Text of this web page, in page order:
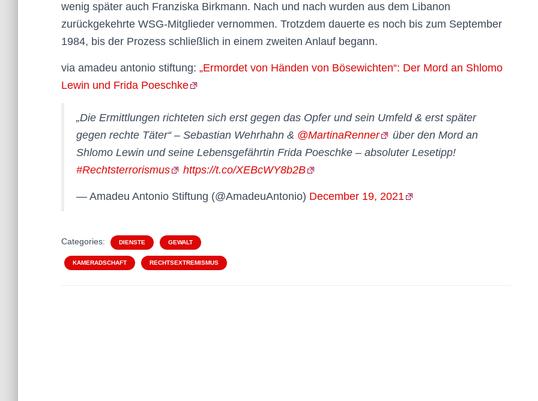
wenig später auch Franziska Birkmann. Nach und nach wurden aus dem Libanon
zurückgekehrte WSG-Mitglieder vernommen. Trotzdem dauerte es noch bis zum September
1984, bis der Prozess schließlich in einem zweiten Anlauf begann.
via amadeu antonio stiftung: „Ermordet von Händen von Bösewichten“: Der Mord an Shlomo
Lewin und Frida Poeschke
„Die Ermittlungen richteten sich erst gegen das Opfer und sein Umfeld & erst später
gegen rechte Täter“ – Sebastian Wehrhahn & @MartinaRenner
über den Mord an
Shlomo Lewin und seine Lebensgefährtin Frida Poeschke – absoluter Lesetipp!
#Rechtsterrorismus
https://t.co/XEBcWY8b2B
— Amadeu Antonio Stiftung (@AmadeuAntonio) December 19, 2021
Categories: DIENSTE GEWALT
KAMERADSCHAFT RECHTSEXTREMISMUS